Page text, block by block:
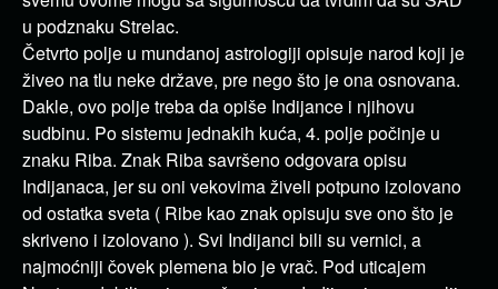
u podznaku Strelac.
Četvrto polje u mundanoj astrologiji opisuje narod koji je
živeo na tlu neke države, pre nego što je ona osnovana.
Dakle, ovo polje treba da opiše Indijance i njihovu
sudbinu. Po sistemu jednakih kuća, 4. polje počinje u
znaku Riba. Znak Riba savršeno odgovara opisu
Indijanaca, jer su oni vekovima živeli potpuno izolovano
od ostatka sveta ( Ribe kao znak opisuju sve ono što je
skriveno i izolovano ). Svi Indijanci bili su vernici, a
najmoćniji čovek plemena bio je vrač. Pod uticajem